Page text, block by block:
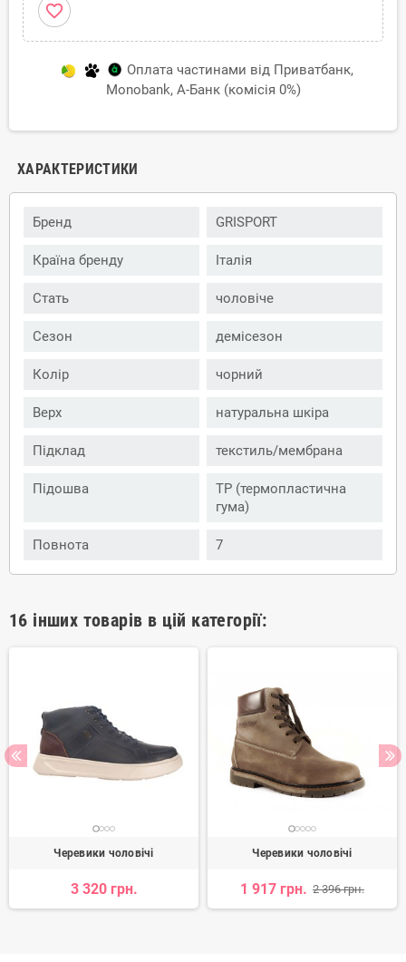
favorite_border
Оплата частинами від Приватбанк,
Monobank, А-Банк (комісія 0%)
ХАРАКТЕРИСТИКИ
Бренд GRISPORT
Країна бренду Італія
Стать чоловіче
Сезон демісезон
Колір чорний
Верх натуральна шкіра
Підклад текстиль/мембрана
Підошва
ТР (термопластична
гума)
Повнота 7
16 інших товарів в цій категорії:
Черевики чоловічі
3 320 грн.
Черевики чоловічі
1 917 грн. 2 396 грн.